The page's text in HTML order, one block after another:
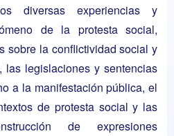
diversas experiencias y
de la protesta social,
sobre la conflictividad social y
las legislaciones y sentencias
a la manifestación pública, el
de protesta social y las
de expresiones